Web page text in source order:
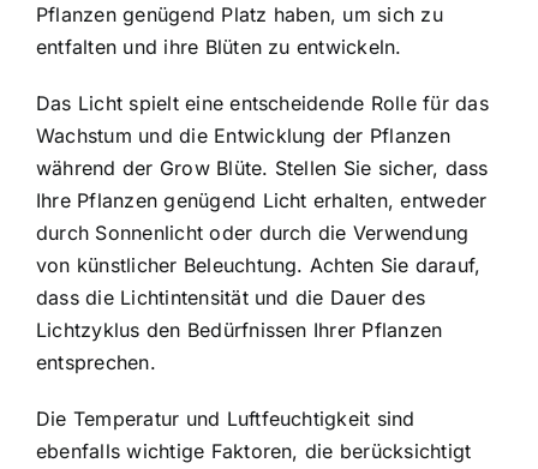
Pflanzen genügend Platz haben, um sich zu
entfalten und ihre Blüten zu entwickeln.
Das Licht spielt eine entscheidende Rolle für das
Wachstum und die Entwicklung der Pflanzen
während der Grow Blüte. Stellen Sie sicher, dass
Ihre Pflanzen genügend Licht erhalten, entweder
durch Sonnenlicht oder durch die Verwendung
von künstlicher Beleuchtung. Achten Sie darauf,
dass die Lichtintensität und die Dauer des
Lichtzyklus den Bedürfnissen Ihrer Pflanzen
entsprechen.
Die Temperatur und Luftfeuchtigkeit sind
ebenfalls wichtige Faktoren, die berücksichtigt